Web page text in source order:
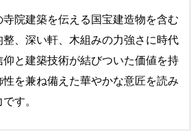
院建築を伝える国宝建造物を含む
、深い軒、木組みの力強さに時代
と建築技術が結びついた価値を持
を兼ね備えた華やかな意匠を読み
す。